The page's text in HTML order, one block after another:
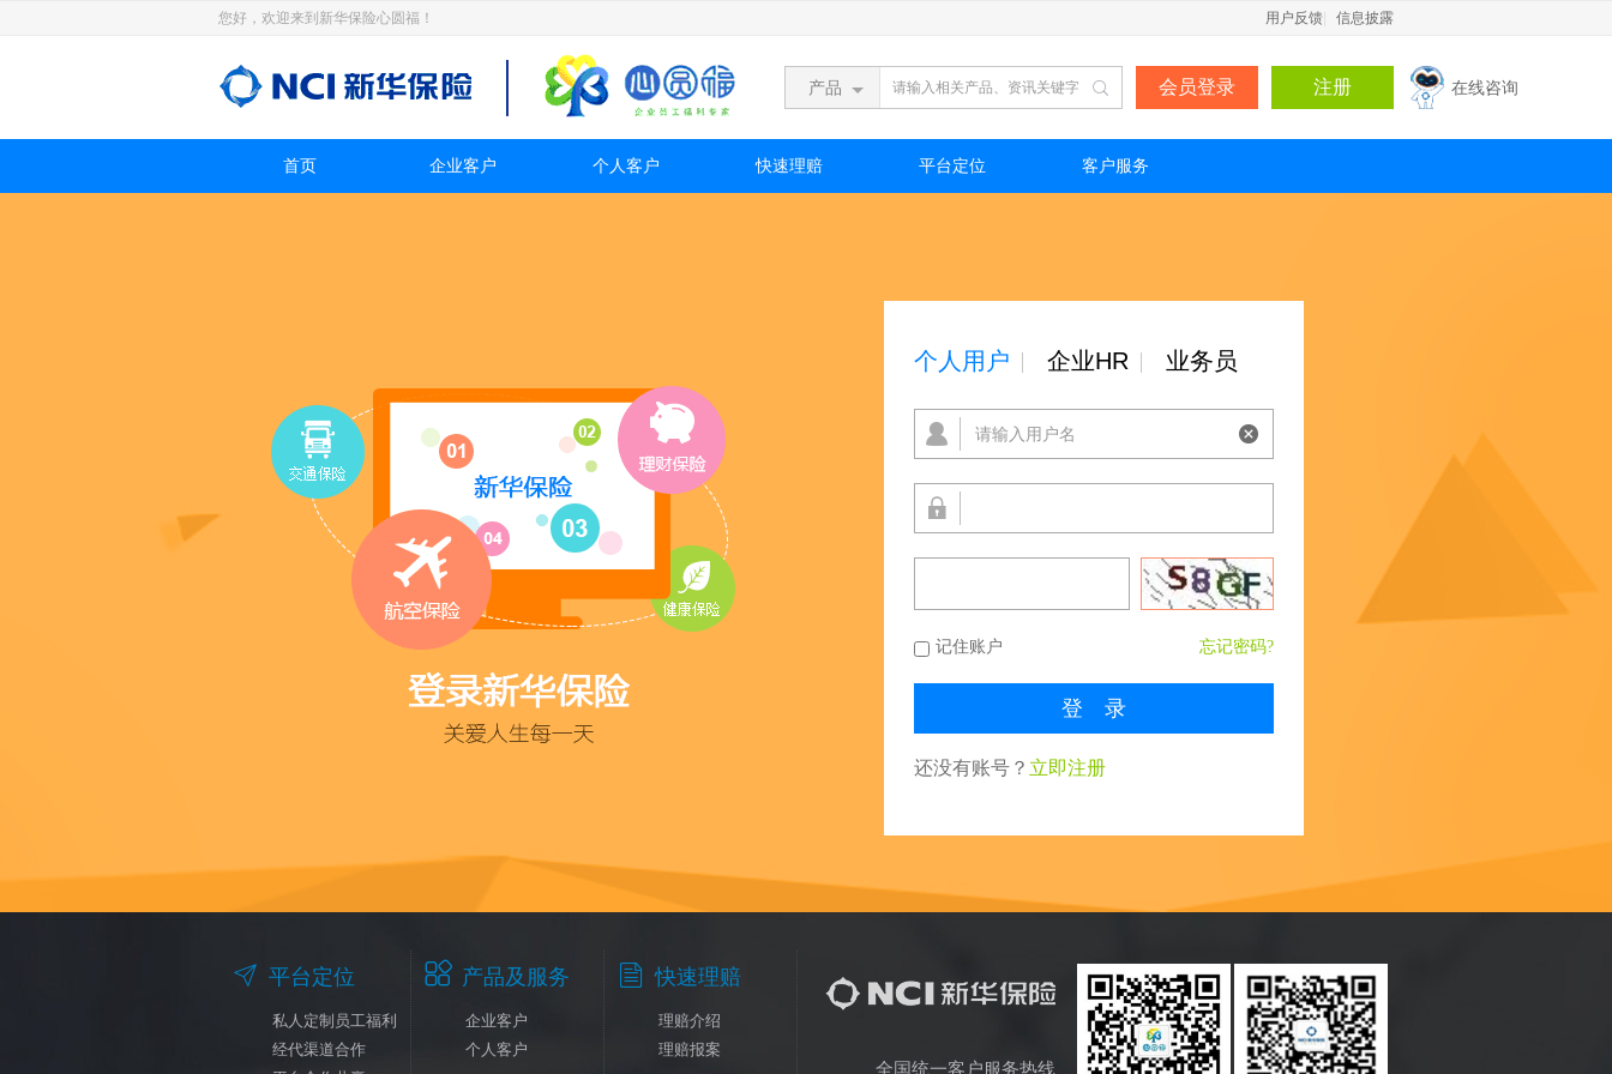
您好，欢迎来到新华保险心圆福！ 用户反馈 信息披露
产品 会员登录 注册 在线咨询
首页 企业客户 个人客户 快速理赔 平台定位 客户服务
个人用户 企业HR 业务员
 

记住账户 忘记密码?
登 录
还没有账号？ 立即注册
 平台定位
私人定制员工福利
经代渠道合作
 产品及服务
企业客户
个人客户
 快速理赔
理赔介绍
理赔报案
全国统一客户服务热线